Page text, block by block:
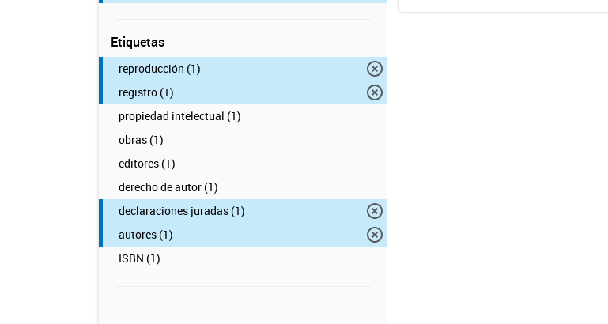
Etiquetas
reproducción (1)
registro (1)
propiedad intelectual (1)
obras (1)
editores (1)
derecho de autor (1)
declaraciones juradas (1)
autores (1)
ISBN (1)